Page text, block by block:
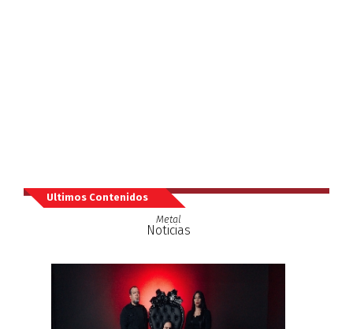
Ultimos Contenidos
Metal
Noticias